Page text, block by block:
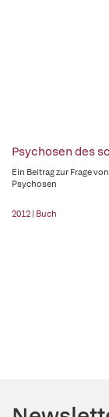
Psychosen des
Ein Beitrag zur Frage
Psychosen
2012 | Buch